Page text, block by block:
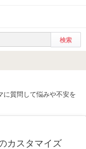
質問して悩みや不安を
カスタマイズ